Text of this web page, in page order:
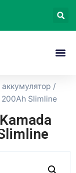
/
200Ah Slimline